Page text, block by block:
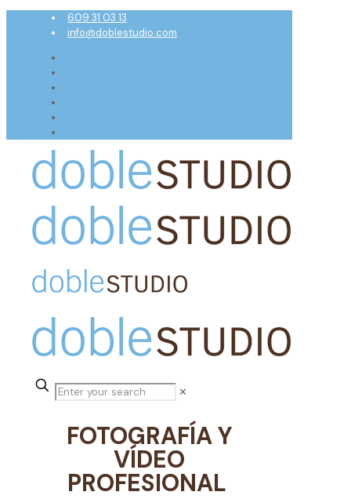
609 31 03 13
info@doblestudio.com
✕
FOTOGRAFÍA Y
VÍDEO
PROFESIONAL